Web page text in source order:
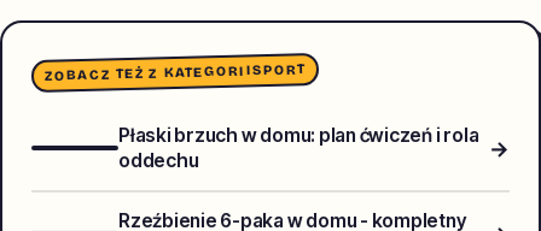
ZOBACZ TEŻ Z KATEGORIISPORT
Płaski brzuch w domu: plan ćwiczeń i rola
oddechu
→
Rzeźbienie 6-paka w domu - kompletny